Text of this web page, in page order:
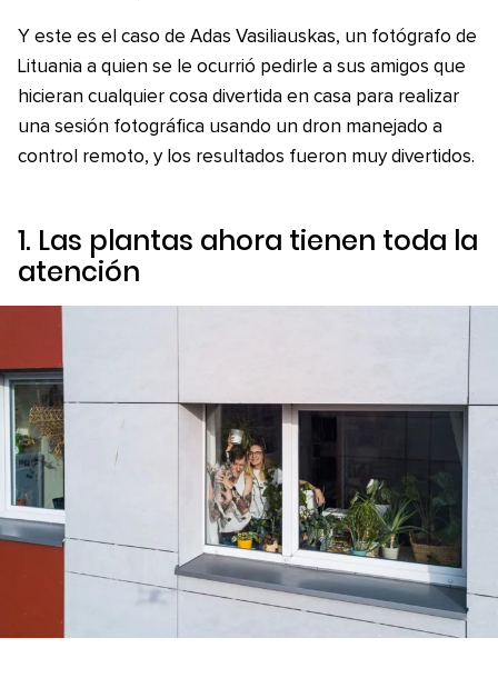
Y este es el caso de Adas Vasiliauskas, un fotógrafo de
Lituania a quien se le ocurrió pedirle a sus amigos que
hicieran cualquier cosa divertida en casa para realizar
una sesión fotográfica usando un dron manejado a
control remoto, y los resultados fueron muy divertidos.
1. Las plantas ahora tienen toda la
atención